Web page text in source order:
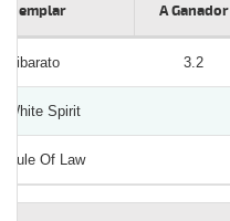
Ejemplar A Ganador
Sibarato 3.2
White Spirit
Rule Of Law